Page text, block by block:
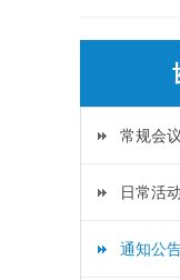
常规会议
日常活动
通知公